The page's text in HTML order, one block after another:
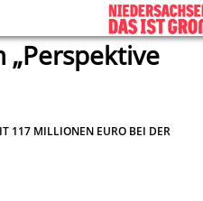
117 MILLIONEN EURO BEI DER